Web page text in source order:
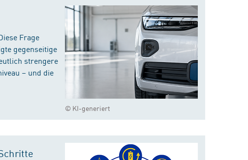
© KI-generiert
Frage
gegenseitige
strengere
– und die